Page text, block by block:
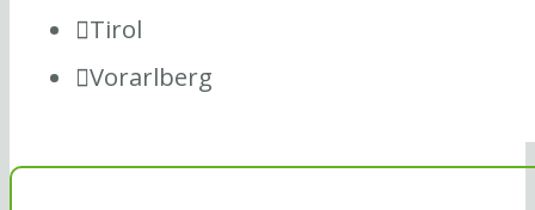
Tirol
Vorarlberg